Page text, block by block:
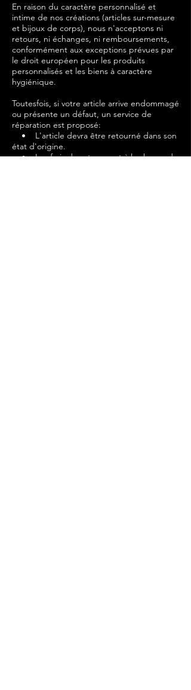
En raison du caractère personnalisé et
intime de nos créations (articles sur-mesure
et bijoux de corps), nous n'acceptons ni
retours, ni échanges, ni remboursements,
conformément aux exceptions prévues par
le droit européen pour les produits
personnalisés et les biens à caractère
hygiénique.
Toutesfois, si votre article arrive endommagé
ou présente un défaut, un service de
réparation est proposé:
• L'article devra être retourné dans son
état d'origine.
• Les frais de retour sont à la charge de